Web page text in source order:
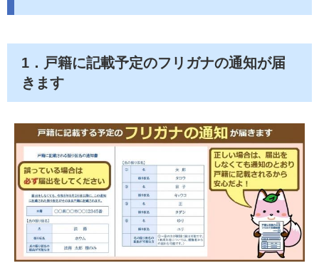
1．戸籍に記載予定のフリガナの通知が届
きます